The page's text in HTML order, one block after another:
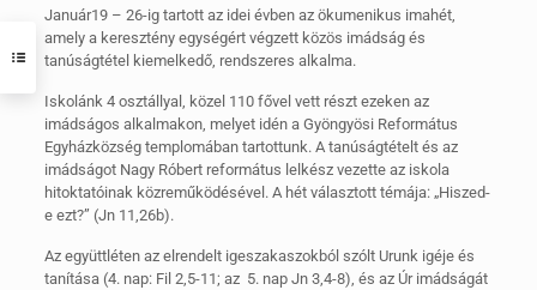
Január19 – 26-ig tartott az idei évben az ökumenikus imahét,
amely a keresztény egységért végzett közös imádság és
tanúságtétel kiemelkedő, rendszeres alkalma.
Iskolánk 4 osztállyal, közel 110 fővel vett részt ezeken az
imádságos alkalmakon, melyet idén a Gyöngyösi Református
Egyházközség templomában tartottunk. A tanúságtételt és az
imádságot Nagy Róbert református lelkész vezette az iskola
hitoktatóinak közreműködésével. A hét választott témája: „Hiszed-
e ezt?” (Jn 11,26b).
Az együttléten az elrendelt igeszakaszokból szólt Urunk igéje és
tanítása (4. nap: Fil 2,5-11; az 5. nap Jn 3,4-8), és az Úr imádságát